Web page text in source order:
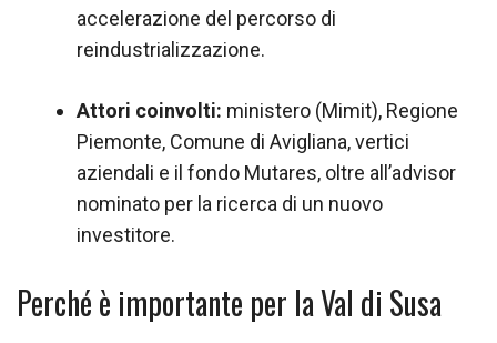
accelerazione del percorso di
reindustrializzazione.
Attori coinvolti: ministero (Mimit), Regione
Piemonte, Comune di Avigliana, vertici
aziendali e il fondo Mutares, oltre all’advisor
nominato per la ricerca di un nuovo
investitore.
Perché è importante per la Val di Susa